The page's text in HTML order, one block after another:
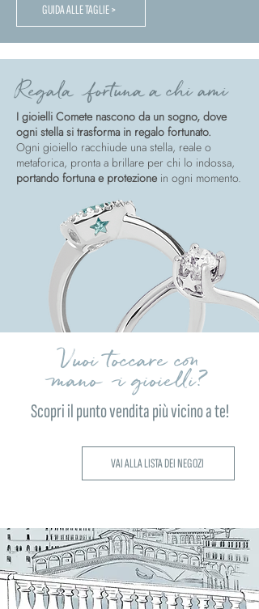
GUIDA ALLE TAGLIE >
Regala fortuna a chi ami
I gioielli Comete nascono da un sogno, dove
ogni stella si trasforma in regalo fortunato.
Ogni gioiello racchiude una stella, reale o
metaforica, pronta a brillare per chi lo indossa,
portando fortuna e protezione in ogni momento.
Vuoi toccare con
mano i gioielli?
Scopri il punto vendita più vicino a te!
VAI ALLA LISTA DEI NEGOZI